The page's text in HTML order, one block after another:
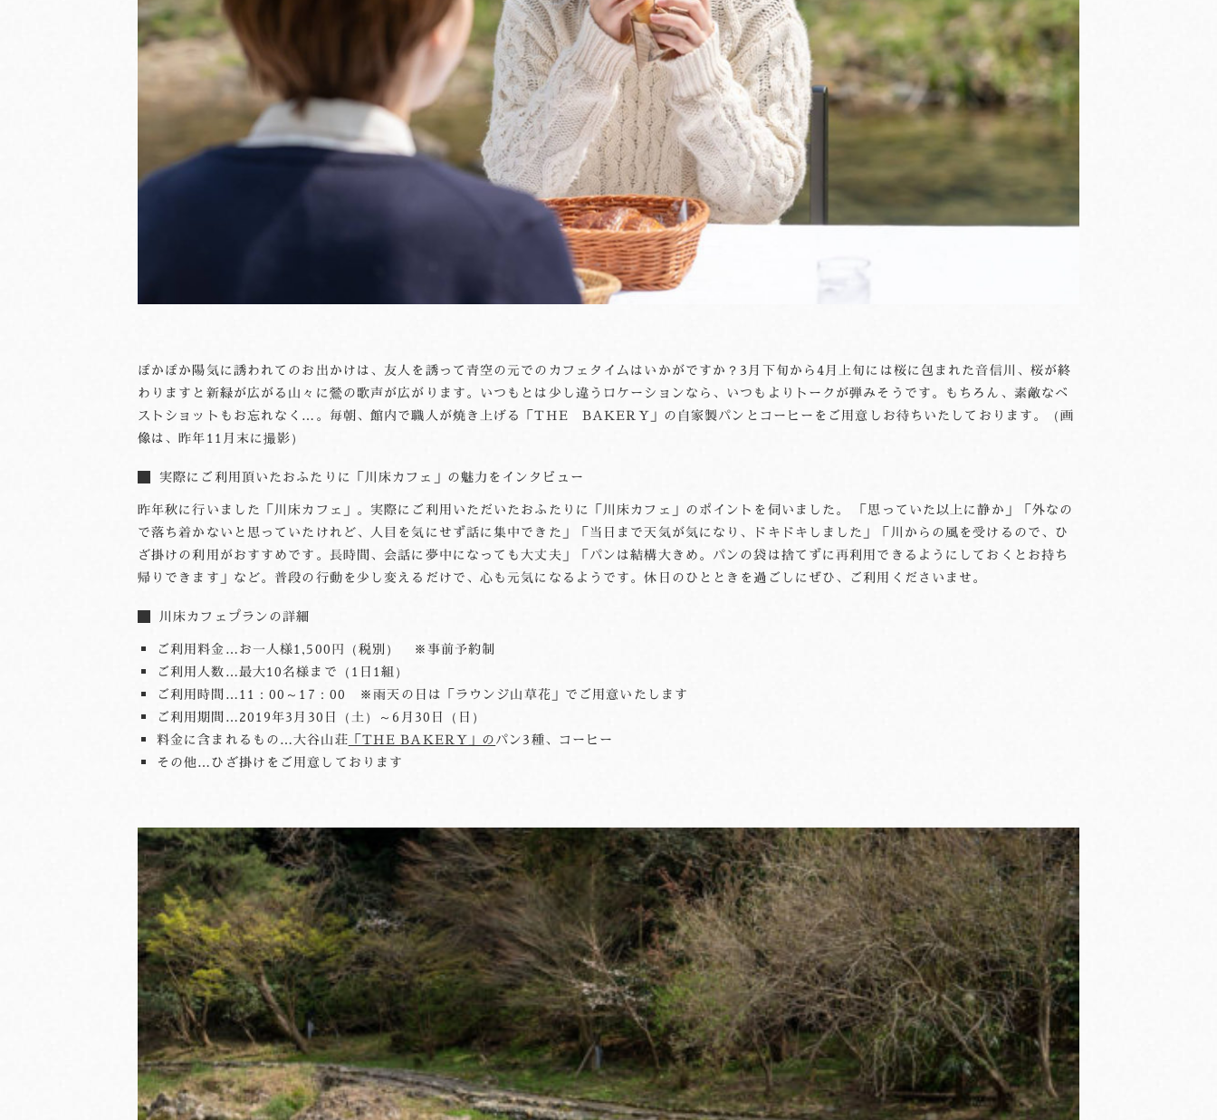
ぽかぽか陽気に誘われてのお出かけは、友人を誘って青空の元でのカフェタイムはいかがですか？3月下旬から4月上旬には桜に包まれた音信川、桜が終
わりますと新緑が広がる山々に鶯の歌声が広がります。いつもとは少し違うロケーションなら、いつもよりトークが弾みそうです。もちろん、素敵なベ
ストショットもお忘れなく…。毎朝、館内で職人が焼き上げる「THE BAKERY」の自家製パンとコーヒーをご用意しお待ちいたしております。（画
像は、昨年11月末に撮影）
実際にご利用頂いたおふたりに「川床カフェ」の魅力をインタビュー
昨年秋に行いました「川床カフェ」。実際にご利用いただいたおふたりに「川床カフェ」のポイントを伺いました。 「思っていた以上に静か」「外なの
で落ち着かないと思っていたけれど、人目を気にせず話に集中できた」「当日まで天気が気になり、ドキドキしました」「川からの風を受けるので、ひ
ざ掛けの利用がおすすめです。長時間、会話に夢中になっても大丈夫」「パンは結構大きめ。パンの袋は捨てずに再利用できるようにしておくとお持ち
帰りできます」など。普段の行動を少し変えるだけで、心も元気になるようです。休日のひとときを過ごしにぜひ、ご利用くださいませ。
川床カフェプランの詳細
ご利用料金…お一人様1,500円（税別） ※事前予約制
ご利用人数…最大10名様まで（1日1組）
ご利用時間…11：00～17：00 ※雨天の日は「ラウンジ山草花」でご用意いたします
ご利用期間…2019年3月30日（土）～6月30日（日）
料金に含まれるもの…大谷山荘 「THE BAKERY」のパン3種、コーヒー
その他…ひざ掛けをご用意しております